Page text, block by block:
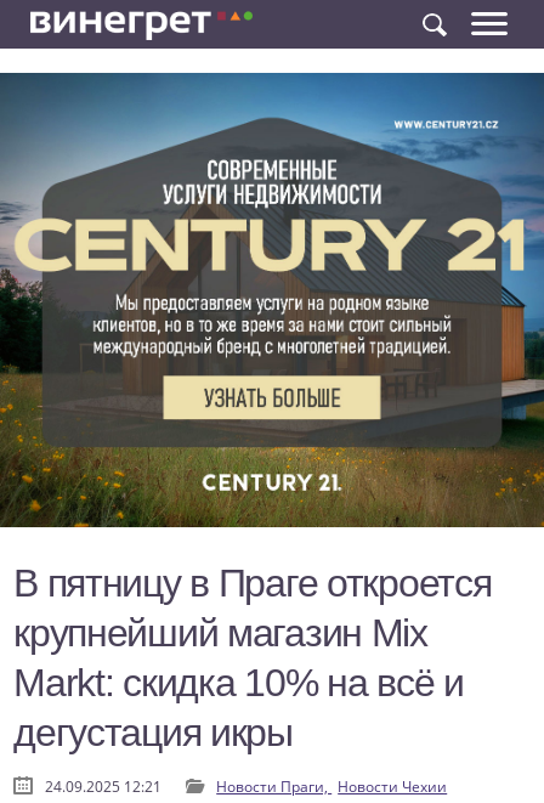
В пятницу в Праге откроется
крупнейший магазин Mix
Markt: скидка 10% на всё и
дегустация икры
24.09.2025 12:21 Новости Праги, Новости Чехии